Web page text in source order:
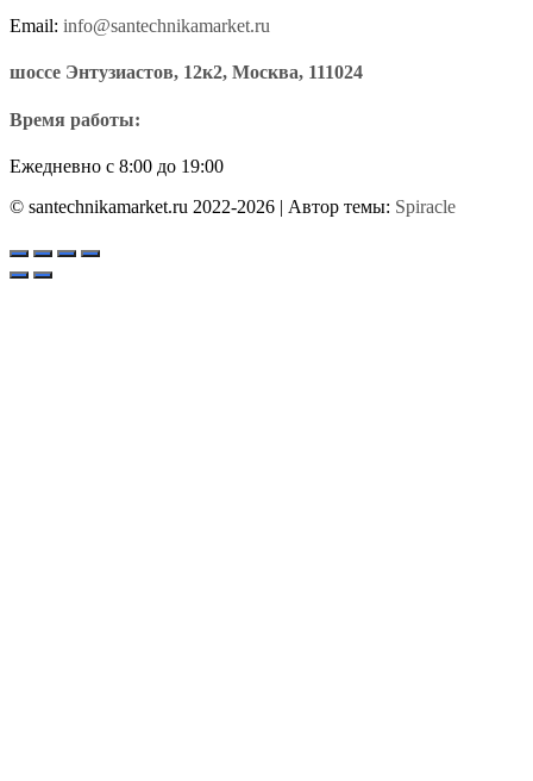
Email: info@santechnikamarket.ru
шоссе Энтузиастов, 12к2, Москва, 111024
Время работы:
Ежедневно с 8:00 до 19:00
© santechnikamarket.ru 2022-2026 | Автор темы: Spiracle